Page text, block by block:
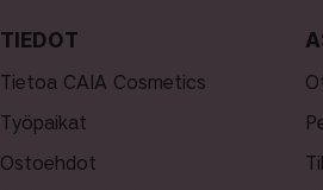
TIEDOT
Tietoa CAIA Cosmetics
Työpaikat
Ostoehdot